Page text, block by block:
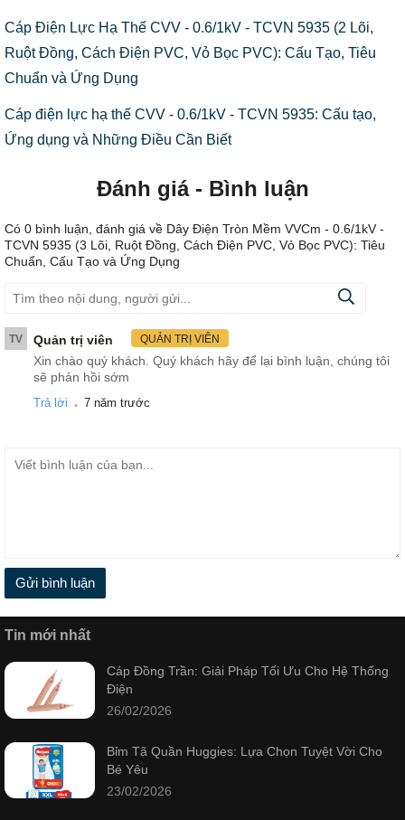
Cáp Điện Lực Hạ Thế CVV - 0.6/1kV - TCVN 5935 (2 Lõi,
Ruột Đồng, Cách Điện PVC, Vỏ Bọc PVC): Cấu Tạo, Tiêu
Chuẩn và Ứng Dụng
Cáp điện lực hạ thế CVV - 0.6/1kV - TCVN 5935: Cấu tạo,
Ứng dụng và Những Điều Cần Biết
Đánh giá - Bình luận
Có 0 bình luận, đánh giá về Dây Điện Tròn Mềm VVCm - 0.6/1kV -
TCVN 5935 (3 Lõi, Ruột Đồng, Cách Điện PVC, Vỏ Bọc PVC): Tiêu
Chuẩn, Cấu Tạo và Ứng Dụng
TV Quản trị viên QUẢN TRỊ VIÊN
Xin chào quý khách. Quý khách hãy để lại bình luận, chúng tôi
sẽ phản hồi sớm
Trả lời . 7 năm trước
Gửi bình luận
Tin mới nhất
Cáp Đồng Trần: Giải Pháp Tối Ưu Cho Hệ Thống
Điện
26/02/2026
Bỉm Tã Quần Huggies: Lựa Chọn Tuyệt Vời Cho
Bé Yêu
23/02/2026